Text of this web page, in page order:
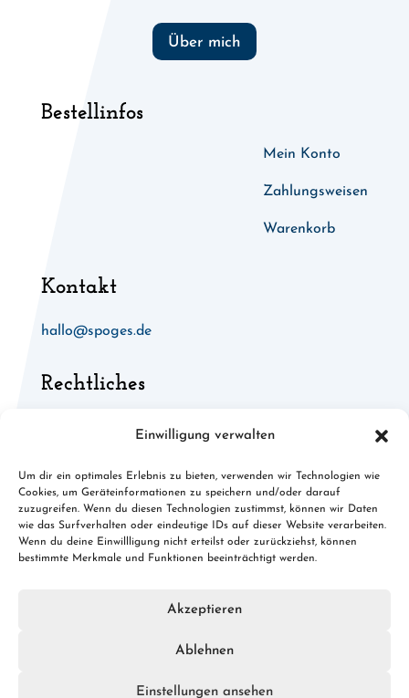
Einwilligung verwalten
Um dir ein optimales Erlebnis zu bieten, verwenden wir Technologien wie
Cookies, um Geräteinformationen zu speichern und/oder darauf
zuzugreifen. Wenn du diesen Technologien zustimmst, können wir Daten
wie das Surfverhalten oder eindeutige IDs auf dieser Website verarbeiten.
Wenn du deine Einwillligung nicht erteilst oder zurückziehst, können
bestimmte Merkmale und Funktionen beeinträchtigt werden.
Akzeptieren
Ablehnen
Einstellungen ansehen
Über mich
Bestellinfos
Mein Konto
Zahlungsweisen
Warenkorb
Kontakt
hallo@spoges.de
Rechtliches
Allgemeine Geschäftsbedingungen
Cookies
Datenschutz
© 2026 spoges.de · Konzept, Design & Umsetzung: